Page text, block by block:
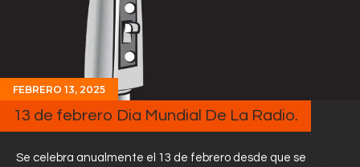
FEBRERO 13, 2025
13 de febrero Dia Mundial De La Radio.
Se celebra anualmente el 13 de febrero desde que se